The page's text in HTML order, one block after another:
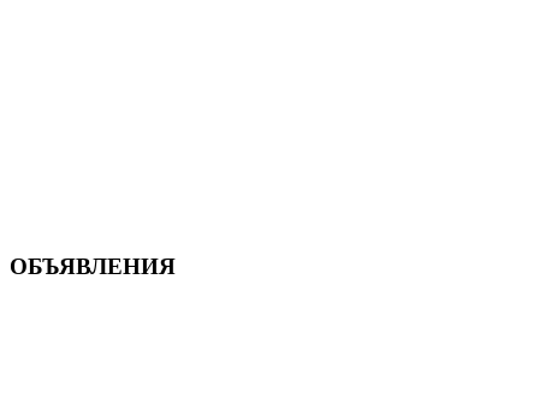
ОБЪЯВЛЕНИЯ